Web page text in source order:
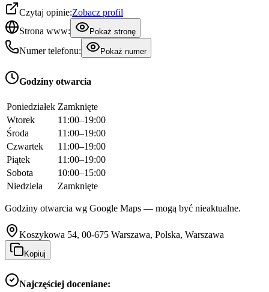
Czytaj opinie:Zobacz profil
Strona www:
Pokaż stronę
Numer telefonu: Pokaż numer
Godziny otwarcia
Poniedziałek Zamknięte
Wtorek
11:00–19:00
Środa
11:00–19:00
Czwartek
11:00–19:00
Piątek
11:00–19:00
Sobota
10:00–15:00
Niedziela
Zamknięte
Godziny otwarcia wg Google Maps — mogą być nieaktualne.
Koszykowa 54, 00-675 Warszawa, Polska, Warszawa
Kopiuj
Najczęściej doceniane: